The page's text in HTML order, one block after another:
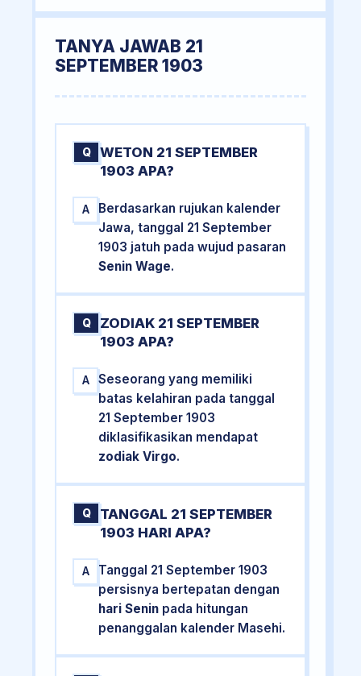
TANYA JAWAB 21
SEPTEMBER 1903
Q
WETON 21 SEPTEMBER
1903 APA?
A
Berdasarkan rujukan kalender
Jawa, tanggal 21 September
1903 jatuh pada wujud pasaran
Senin Wage.
Q
ZODIAK 21 SEPTEMBER
1903 APA?
A
Seseorang yang memiliki
batas kelahiran pada tanggal
21 September 1903
diklasifikasikan mendapat
zodiak Virgo.
Q
TANGGAL 21 SEPTEMBER
1903 HARI APA?
A
Tanggal 21 September 1903
persisnya bertepatan dengan
hari Senin pada hitungan
penanggalan kalender Masehi.